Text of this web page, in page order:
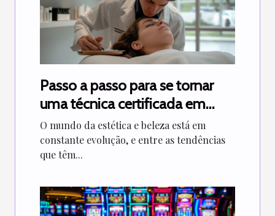
Passo a passo para se tornar
uma técnica certificada em
extensões de cílios
O mundo da estética e beleza está em
constante evolução, e entre as tendências
que têm...